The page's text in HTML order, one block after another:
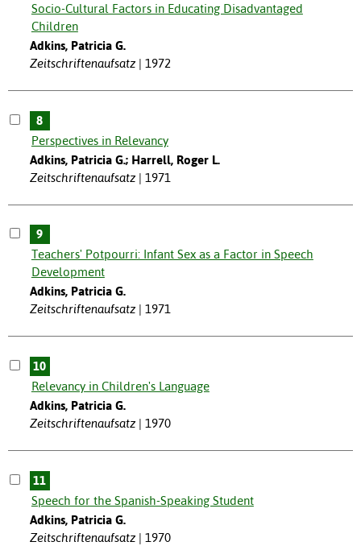
Socio-Cultural Factors in Educating Disadvantaged
Children
Adkins, Patricia G.
Zeitschriftenaufsatz
1972
8
Perspectives in Relevancy
Adkins, Patricia G.; Harrell, Roger L.
Zeitschriftenaufsatz
1971
9
Teachers' Potpourri: Infant Sex as a Factor in Speech
Development
Adkins, Patricia G.
Zeitschriftenaufsatz
1971
10
Relevancy in Children's Language
Adkins, Patricia G.
Zeitschriftenaufsatz
1970
11
Speech for the Spanish-Speaking Student
Adkins, Patricia G.
Zeitschriftenaufsatz
1970